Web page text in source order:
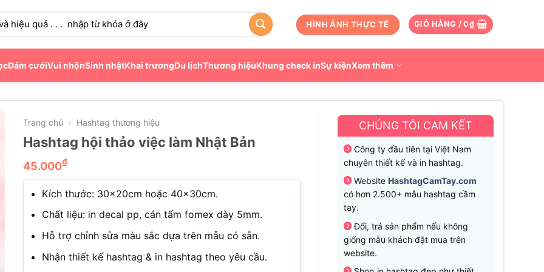
HÌNH ẢNH THỰC TẾ GIỎ HÀNG /0₫
Đám cướiVui nhộnSinh nhậtKhai trươngDu lịchThương hiệuKhung check inSự kiệnXem thêm
Trang chủ » Hashtag thương hiệu
Hashtag hội thảo việc làm Nhật Bản
45.000₫
Kích thước: 30×20cm hoặc 40×30cm.
Chất liệu: in decal pp, cán tấm fomex dày 5mm.
Hỗ trợ chỉnh sửa màu sắc dựa trên mẫu có sẵn.
Nhận thiết kế hashtag & in hashtag theo yêu cầu.
CHÚNG TÔI CAM KẾT
Công ty đầu tiên tại Việt Nam
chuyên thiết kế và in hashtag.
Website HashtagCamTay.com
có hơn 2.500+ mẫu hashtag cầm
tay.
Đổi, trả sản phẩm nếu không
giống mẫu khách đặt mua trên
website.